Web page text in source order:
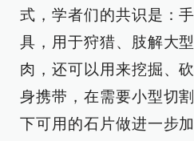
式，学者们的共识是：
具，用于狩猎、肢解大
肉，还可以用来挖掘、
身携带，在需要小型切
下可用的石片做进一步